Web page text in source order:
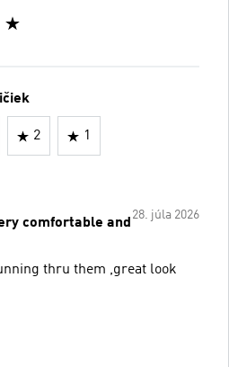
2 1
28. júla 2026
comfortable and
thru them ,great look